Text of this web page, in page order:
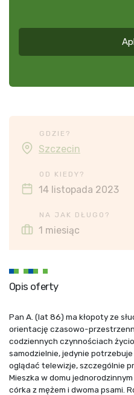
GDZIE?
Szczecin
OD KIEDY?
14 listopada 2023
NA JAK DŁUGO?
1 miesiąc
Opis oferty
Pan A. (lat 86) ma kłopoty ze
orientację czasowo-
codziennych czynnościach
samodzielnie, jedynie
oglądać telewizje, szczególnie
Mieszka w domu
córka z mężem i dwoma psami.